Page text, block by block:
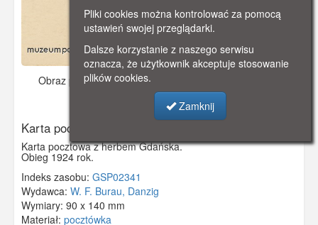
Obraz pochodzi zok. 1920 r.
Wyświetlono: 3874
Karta pocztowa z herbem Gdańska
Karta pocztowa z herbem Gdańska.
Obieg 1924 rok.
Indeks zasobu: GSP02341
Wydawca: W. F. Burau, Danzig
Wymiary: 90 x 140 mm
Materiał: pocztówka
Pliki cookies można kontrolować za pomocą
ustawień swojej przeglądarki.
Dalsze korzystanie z naszego serwisu
oznacza, że użytkownik akceptuje stosowanie
plików cookies.
Zamknij